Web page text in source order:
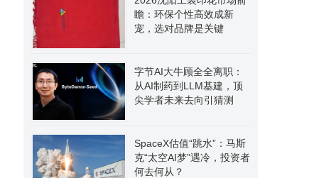
瞻：环保个性高效成新
宠，选对品牌是关键
字节AI大牛顾全全离职：
从AI制药到LLM基建，顶
尖学者未来去向引猜测
SpaceX估值“跳水”：马斯
克“太空AI梦”遇冷，投资者
何去何从？